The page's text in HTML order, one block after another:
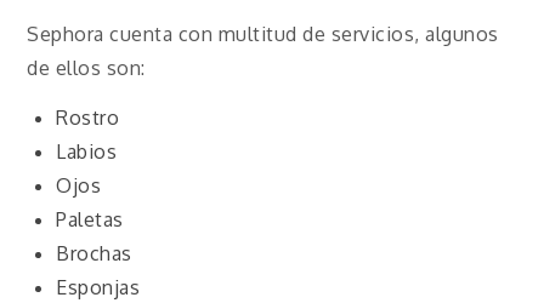
Sephora cuenta con multitud de servicios, algunos
de ellos son:
Rostro
Labios
Ojos
Paletas
Brochas
Esponjas